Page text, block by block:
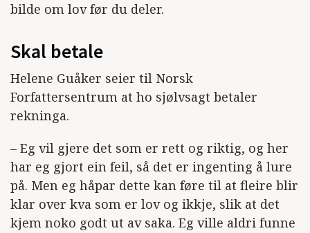
bilde om lov før du deler.
Skal betale
Helene Guåker seier til Norsk
Forfattersentrum at ho sjølvsagt betaler
rekninga.
– Eg vil gjere det som er rett og riktig, og her
har eg gjort ein feil, så det er ingenting å lure
på. Men eg håpar dette kan føre til at fleire blir
klar over kva som er lov og ikkje, slik at det
kjem noko godt ut av saka. Eg ville aldri funne